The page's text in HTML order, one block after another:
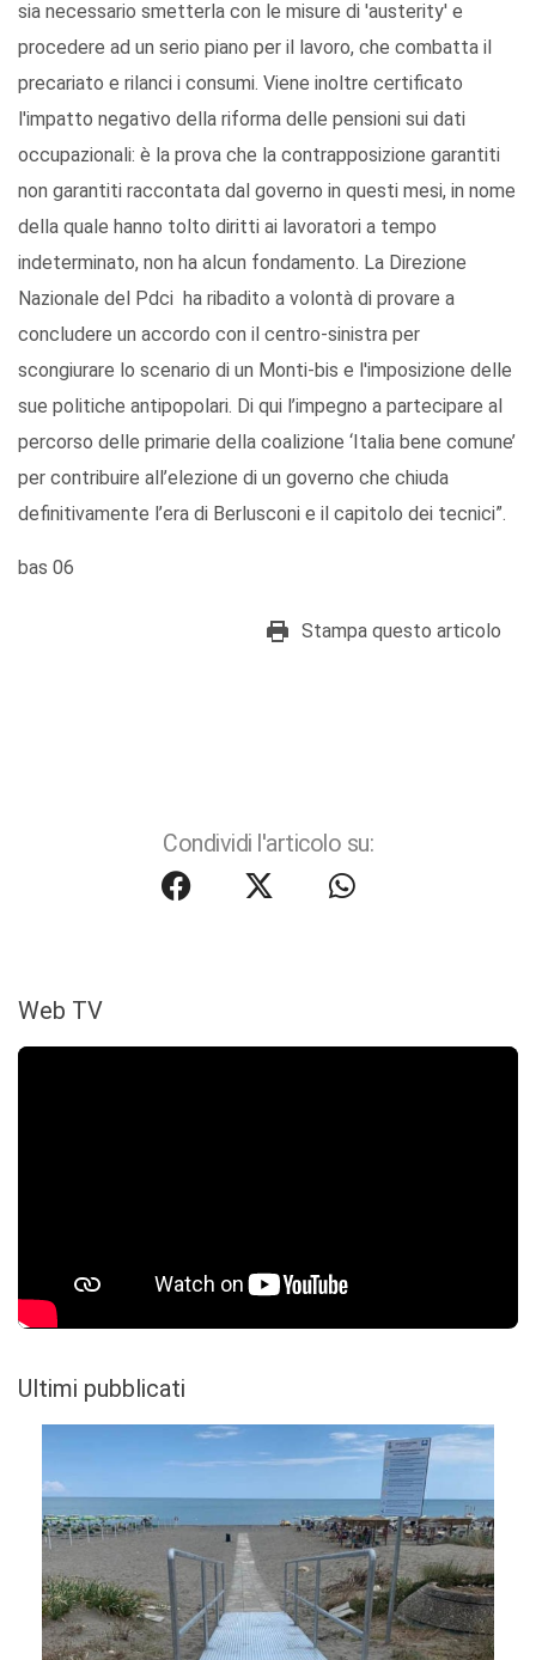
sia necessario smetterla con le misure di 'austerity' e
procedere ad un serio piano per il lavoro, che combatta il
precariato e rilanci i consumi. Viene inoltre certificato
l'impatto negativo della riforma delle pensioni sui dati
occupazionali: è la prova che la contrapposizione garantiti
non garantiti raccontata dal governo in questi mesi, in nome
della quale hanno tolto diritti ai lavoratori a tempo
indeterminato, non ha alcun fondamento. La Direzione
Nazionale del Pdci ha ribadito a volontà di provare a
concludere un accordo con il centro-sinistra per
scongiurare lo scenario di un Monti-bis e l'imposizione delle
sue politiche antipopolari. Di qui l’impegno a partecipare al
percorso delle primarie della coalizione ‘Italia bene comune’
per contribuire all’elezione di un governo che chiuda
definitivamente l’era di Berlusconi e il capitolo dei tecnici”.
bas 06
Stampa questo articolo
Condividi l'articolo su:
Web TV
Ultimi pubblicati